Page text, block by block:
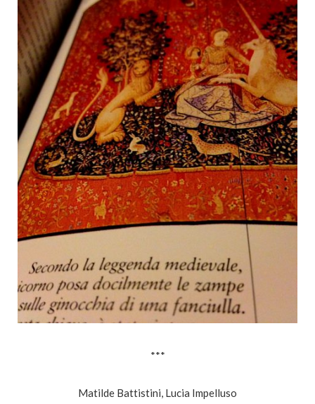
***
Matilde Battistini, Lucia Impelluso